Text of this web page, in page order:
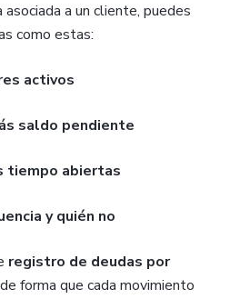
asociada a un cliente, puedes
como estas:
activos
saldo pendiente
tiempo abiertas
y quién no
registro de deudas por
forma que cada movimiento